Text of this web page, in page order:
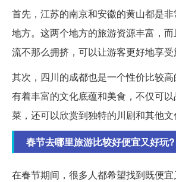
首先，江苏的南京和安徽的黄山都是
地方。这两个地方的旅游资源丰富，
流不那么拥挤，可以让游客更好地享受
其次，四川的成都也是一个性价比较
有着丰富的文化底蕴和美食，不仅可
菜，还可以欣赏到独特的川剧和其他文
春节去哪里旅游比较好便宜又好玩?
在春节期间，很多人都希望找到既便